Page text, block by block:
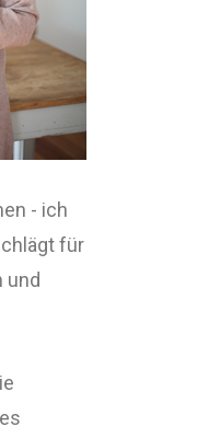
- ich
für
und